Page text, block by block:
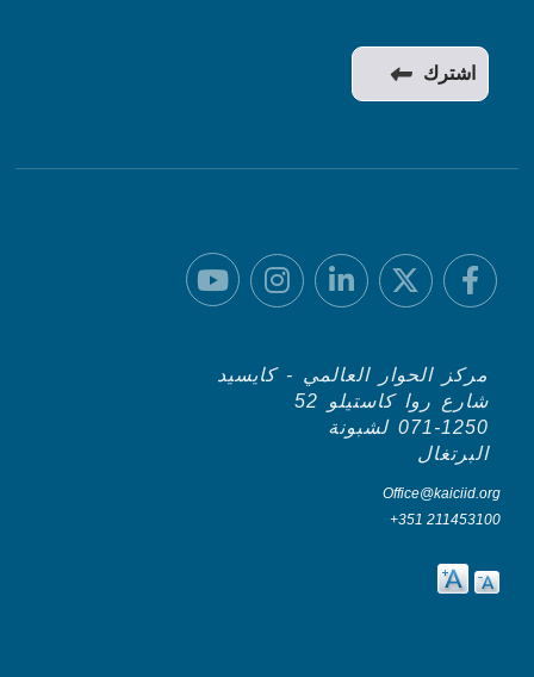
مركز الحوار العالمي - كايسيد
شارع روا كاستيلو 52
071-1250 لشبونة
البرتغال
Office@kaiciid.org
+351 211453100